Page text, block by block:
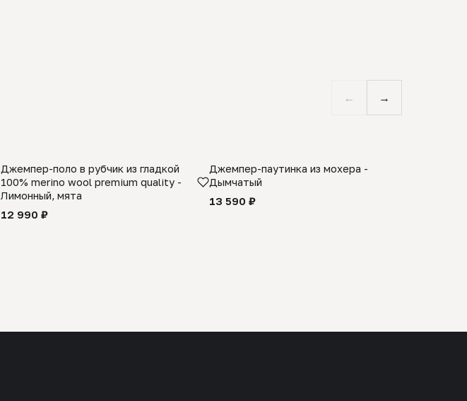
← →
Джемпер-поло в рубчик из гладкой
100% merino wool premium quality -
Лимонный, мята
12 990 ₽
Джемпер-паутинка из мохера -
Дымчатый
13 590 ₽